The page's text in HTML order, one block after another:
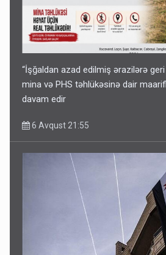
“İşğaldan azad edilmiş ərazilərə geri
mina və PHS təhlükəsinə dair
davam edir
6 Avqust 21:55